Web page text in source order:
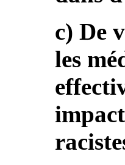
c) De
les